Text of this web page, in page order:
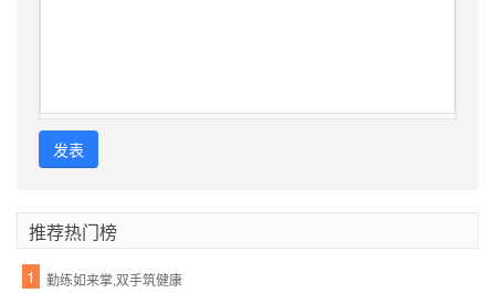
发表
推荐热门榜
1 勤练如来掌,双手筑健康